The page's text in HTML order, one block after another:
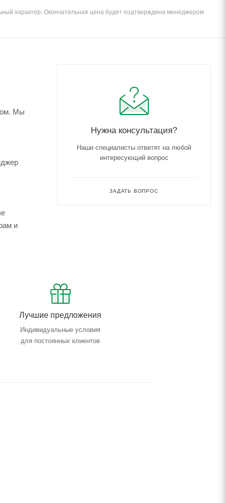
характер. Окончательная цена будет подтверждена менеджером
и
Лучшие предложения
Индивидуальные условия
для постоянных клиентов
Нужна консультация?
Наши специалисты ответят на любой
интересующий вопрос
ЗАДАТЬ ВОПРОС